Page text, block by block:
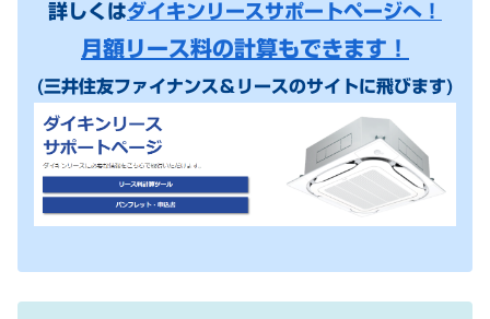
詳しくはダイキンリースサポートページへ！
月額リース料の計算もできます！
(三井住友ファイナンス＆リースのサイトに飛びます)